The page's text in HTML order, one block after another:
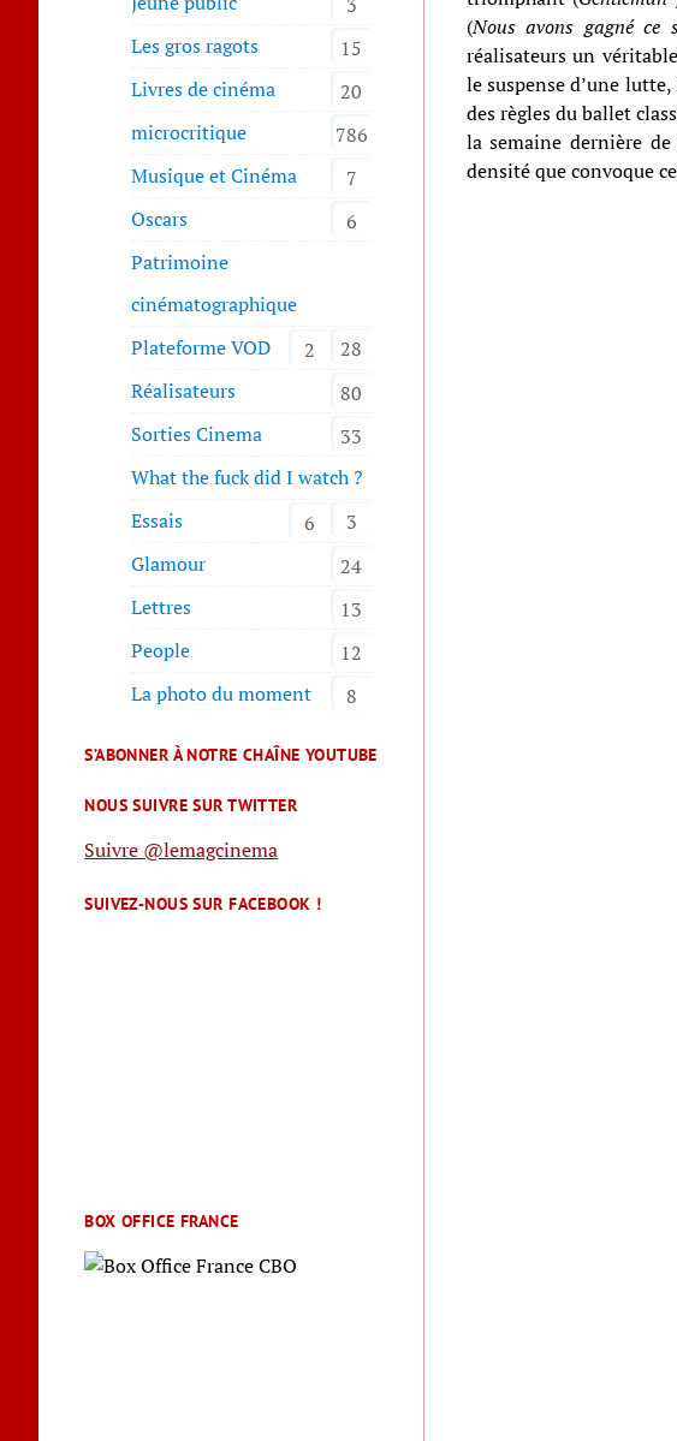
Les gros ragots
15
Livres de cinéma
20
microcritique
786
Musique et Cinéma
7
Oscars
6
Patrimoine
cinématographique
28
Plateforme VOD
2
Réalisateurs
80
Sorties Cinema
33
What the fuck did I watch ?
3
Essais
6
Glamour
24
Lettres
13
People
12
La photo du moment
8
S’ABONNER À NOTRE CHAÎNE YOUTUBE
NOUS SUIVRE SUR TWITTER
Suivre @lemagcinema
SUIVEZ-NOUS SUR FACEBOOK !
BOX OFFICE FRANCE
(Nous avons gagné ce
réalisateurs un
le suspense d’une
des règles du ballet
la semaine dernière
densité que convoque